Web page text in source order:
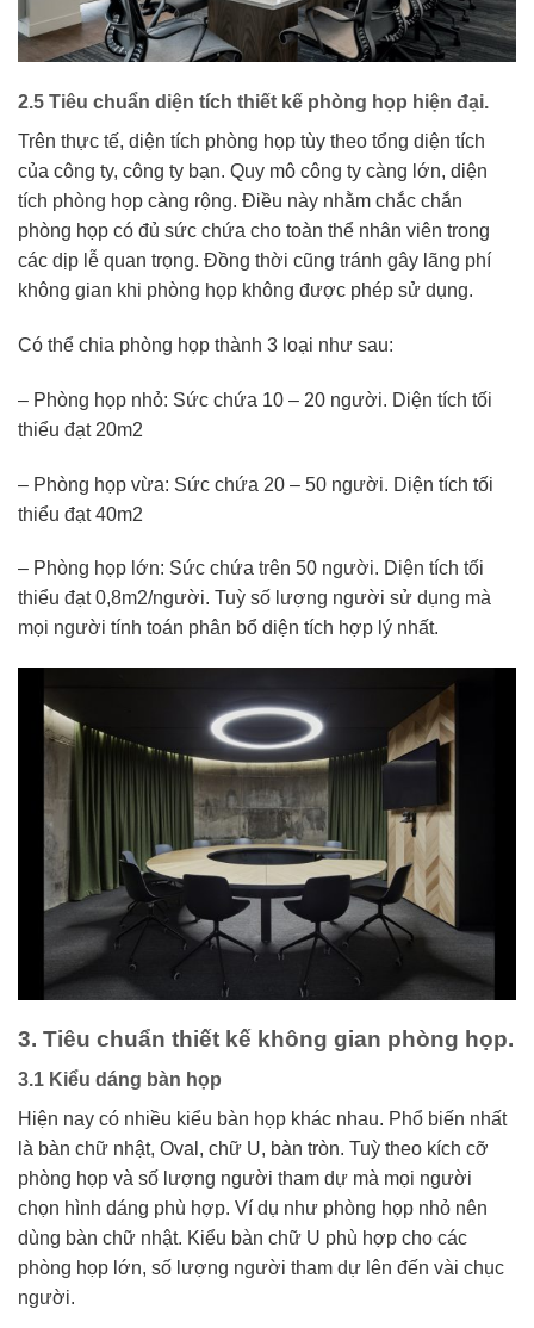
2.5 Tiêu chuẩn diện tích thiết kế phòng họp hiện đại.
Trên thực tế, diện tích phòng họp tùy theo tổng diện tích
của công ty, công ty bạn. Quy mô công ty càng lớn, diện
tích phòng họp càng rộng. Điều này nhằm chắc chắn
phòng họp có đủ sức chứa cho toàn thể nhân viên trong
các dịp lễ quan trọng. Đồng thời cũng tránh gây lãng phí
không gian khi phòng họp không được phép sử dụng.
Có thể chia phòng họp thành 3 loại như sau:
– Phòng họp nhỏ: Sức chứa 10 – 20 người. Diện tích tối
thiểu đạt 20m2
– Phòng họp vừa: Sức chứa 20 – 50 người. Diện tích tối
thiểu đạt 40m2
– Phòng họp lớn: Sức chứa trên 50 người. Diện tích tối
thiểu đạt 0,8m2/người. Tuỳ số lượng người sử dụng mà
mọi người tính toán phân bổ diện tích hợp lý nhất.
3. Tiêu chuẩn thiết kế không gian phòng họp.
3.1 Kiểu dáng bàn họp
Hiện nay có nhiều kiểu bàn họp khác nhau. Phổ biến nhất
là bàn chữ nhật, Oval, chữ U, bàn tròn. Tuỳ theo kích cỡ
phòng họp và số lượng người tham dự mà mọi người
chọn hình dáng phù hợp. Ví dụ như phòng họp nhỏ nên
dùng bàn chữ nhật. Kiểu bàn chữ U phù hợp cho các
phòng họp lớn, số lượng người tham dự lên đến vài chục
người.